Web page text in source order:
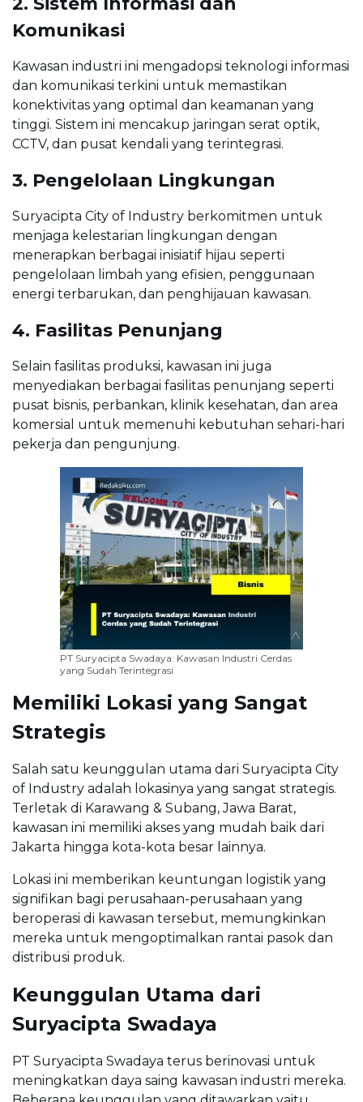
Komunikasi
Kawasan industri ini mengadopsi teknologi informasi
dan komunikasi terkini untuk memastikan
konektivitas yang optimal dan keamanan yang
tinggi. Sistem ini mencakup jaringan serat optik,
CCTV, dan pusat kendali yang terintegrasi.
3. Pengelolaan Lingkungan
Suryacipta City of Industry berkomitmen untuk
menjaga kelestarian lingkungan dengan
menerapkan berbagai inisiatif hijau seperti
pengelolaan limbah yang efisien, penggunaan
energi terbarukan, dan penghijauan kawasan.
4. Fasilitas Penunjang
Selain fasilitas produksi, kawasan ini juga
menyediakan berbagai fasilitas penunjang seperti
pusat bisnis, perbankan, klinik kesehatan, dan area
komersial untuk memenuhi kebutuhan sehari-hari
pekerja dan pengunjung.
PT Suryacipta Swadaya: Kawasan Industri Cerdas
yang Sudah Terintegrasi
Memiliki Lokasi yang Sangat
Strategis
Salah satu keunggulan utama dari Suryacipta City
of Industry adalah lokasinya yang sangat strategis.
Terletak di Karawang & Subang, Jawa Barat,
kawasan ini memiliki akses yang mudah baik dari
Jakarta hingga kota-kota besar lainnya.
Lokasi ini memberikan keuntungan logistik yang
signifikan bagi perusahaan-perusahaan yang
beroperasi di kawasan tersebut, memungkinkan
mereka untuk mengoptimalkan rantai pasok dan
distribusi produk.
Keunggulan Utama dari
Suryacipta Swadaya
PT Suryacipta Swadaya terus berinovasi untuk
meningkatkan daya saing kawasan industri mereka.